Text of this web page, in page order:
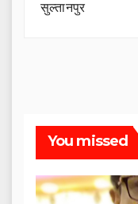
सुल्तानपुर
You missed